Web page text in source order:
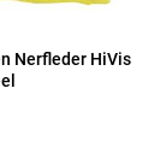
Nerfleder HiVis